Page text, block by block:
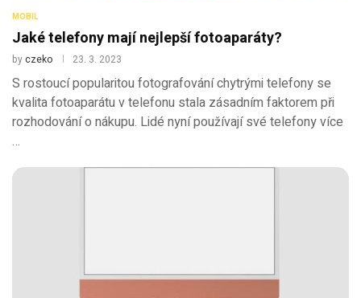
MOBIL
Jaké telefony mají nejlepší fotoaparáty?
byczeko 23. 3. 2023
S rostoucí popularitou fotografování chytrými telefony se
kvalita fotoaparátu v telefonu stala zásadním faktorem při
rozhodování o nákupu. Lidé nyní používají své telefony více
…